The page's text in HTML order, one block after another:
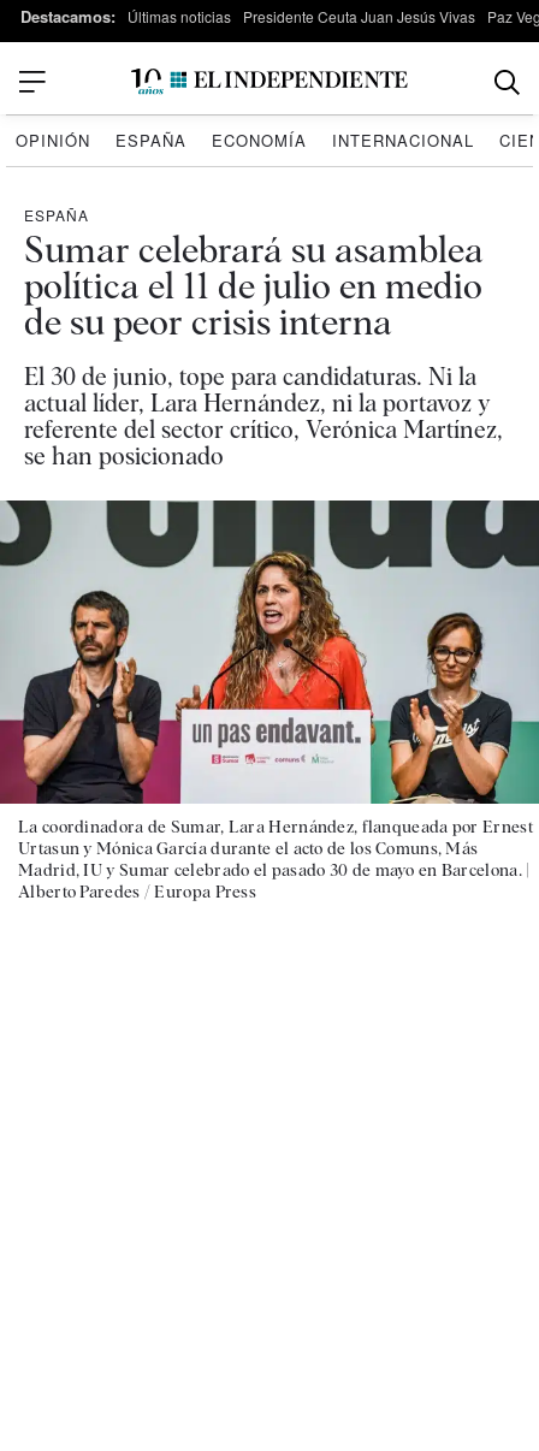
Destacamos: Últimas noticias Presidente Ceuta Juan Jesús Vivas Paz
OPINIÓN ESPAÑA ECONOMÍA INTERNACIONAL
ESPAÑA
Sumar celebrará su asamblea
política el 11 de julio en medio
de su peor crisis interna
El 30 de junio, tope para candidaturas. Ni la
actual líder, Lara Hernández, ni la portavoz y
referente del sector crítico, Verónica Martínez,
se han posicionado
La coordinadora de Sumar, Lara Hernández, flanqueada por Ernest
Urtasun y Mónica García durante el acto de los Comuns, Más
Madrid, IU y Sumar celebrado el pasado 30 de mayo en Barcelona. |
Alberto Paredes / Europa Press